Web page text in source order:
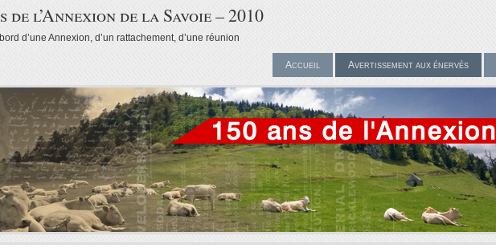
de l’Annexion de la Savoie – 2010
d’une Annexion, d’un rattachement, d’une réunion
Accueil Avertissement aux énervés